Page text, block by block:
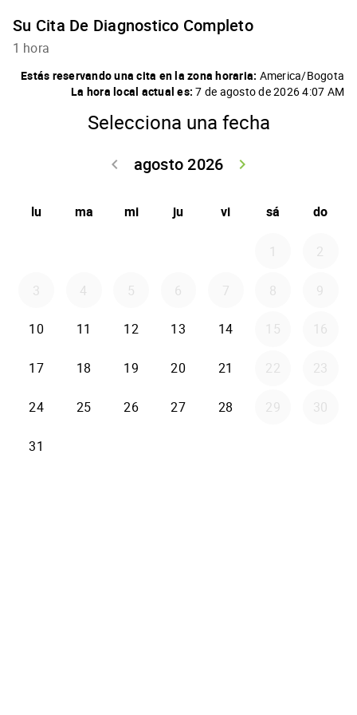
Su Cita De Diagnostico Completo
1 hora
Estás reservando una cita en la zona horaria: America/Bogota
La hora local actual es: 7 de agosto de 2026 4:07 AM
Selecciona una fecha
agosto 2026
keyboard_arrow_left
keyboard_arrow_right
lu ma mi ju vi sá do
1 2
3 4 5 6 7 8 9
10 11 12 13 14 15 16
17 18 19 20 21 22 23
24 25 26 27 28 29 30
31